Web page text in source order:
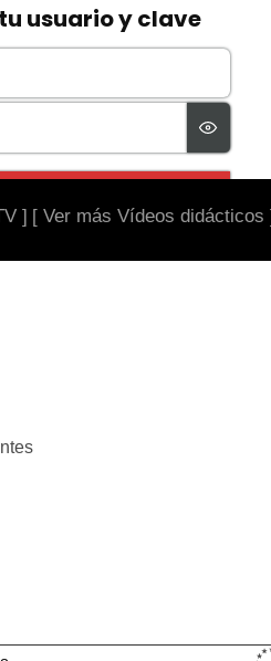
] [ Ver más Vídeos didácticos